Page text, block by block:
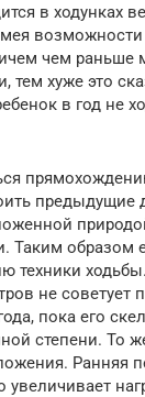
в ходунках
возможности
чем
тем хуже это
в год не
предыдущие
Таким образом
техники
не советует
пока его
степени. То
Ранняя
увеличивает